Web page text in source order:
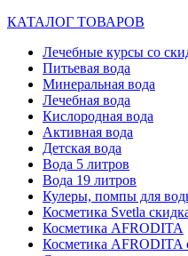
КАТАЛОГ ТОВАРОВ
Лечебные курсы со
Питьевая вода
Минеральная вода
Лечебная вода
Кислородная вода
Активная вода
Детская вода
Вода 5 литров
Вода 19 литров
Кулеры, помпы для
Косметика Svetla
Косметика AFRODITA
Косметика AFRODITA